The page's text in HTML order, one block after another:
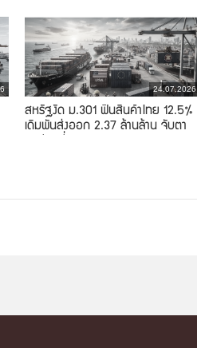
24.07.2026
สหรัฐงัด ม.301 ฟันสินค้าไทย 12.5%
เดิมพันส่งออก 2.37 ล้านล้าน จับตา